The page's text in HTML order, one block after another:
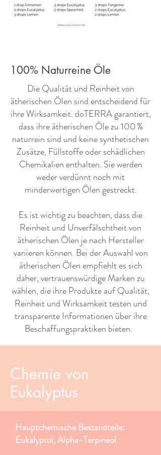
100% Naturreine Öle
​Die Qualität und Reinheit von
ätherischen Ölen sind entscheidend für
ihre Wirksamkeit. doTERRA garantiert,
dass ihre ätherischen Öle zu 100 %
naturrein sind und keine synthetischen
Zusätze, Füllstoffe oder schädlichen
Chemikalien enthalten. Sie werden
weder verdünnt noch mit
minderwertigen Ölen gestreckt.
Es ist wichtig zu beachten, dass die
Reinheit und Unverfälschtheit von
ätherischen Ölen je nach Hersteller
variieren können. Bei der Auswahl von
ätherischen Ölen empfiehlt es sich
daher, vertrauenswürdige Marken zu
wählen, die ihre Produkte auf Qualität,
Reinheit und Wirksamkeit testen und
transparente Informationen über ihre
Beschaffungspraktiken bieten. ​ ​
Chemie von
Eukalyptus
Hauptchemische Bestandteile:
Eukalyptol, Alpha-Terpineol